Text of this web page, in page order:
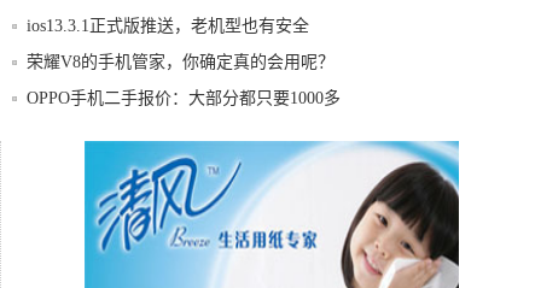
声
ios13.3.1正式版推送，老机型也有安全
荣耀V8的手机管家，你确定真的会用呢？
OPPO手机二手报价：大部分都只要1000多
白领办公神器！百度手机助手今起可下载